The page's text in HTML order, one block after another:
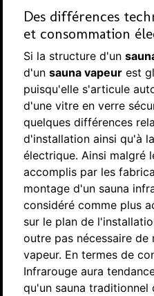
Des différences
et consommation
Si la structure d'un
d'un sauna vapeur est
puisqu'elle s'articule
d'une vitre en verre
quelques différences
d'installation ainsi qu'à
électrique. Ainsi malgré
accomplis par les
montage d'un sauna
considéré comme plus
sur le plan de
outre pas nécessaire
vapeur. En termes de
Infrarouge aura
qu'un sauna traditionnel